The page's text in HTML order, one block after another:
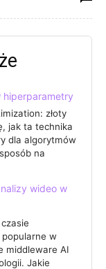
hiperparametry
złoty
jak ta technika
dla algorytmów
na
wideo w
w
middleware AI
Jakie